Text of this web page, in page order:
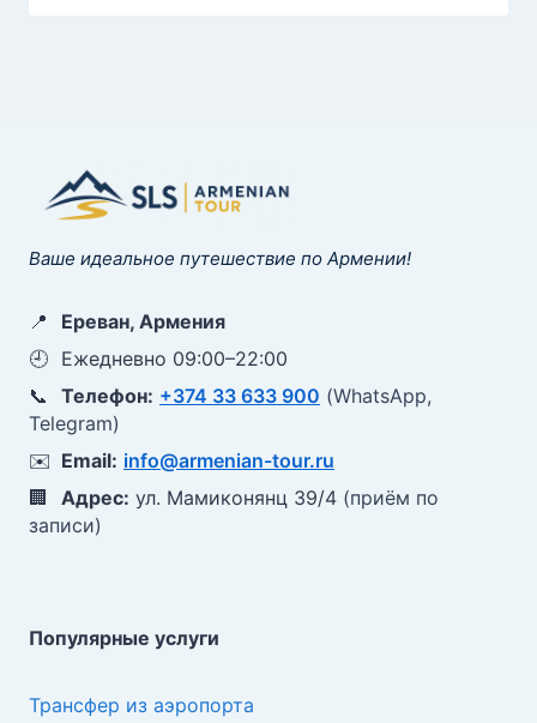
Ваше идеальное путешествие по Армении!
📍
Ереван, Армения
🕘 Ежедневно 09:00–22:00
📞
Телефон: +374 33 633 900 (WhatsApp,
Telegram)
✉️ Email: info@armenian-tour.ru
🏢
Адрес: ул. Мамиконянц 39/4 (приём по
записи)
Популярные услуги
Трансфер из аэропорта